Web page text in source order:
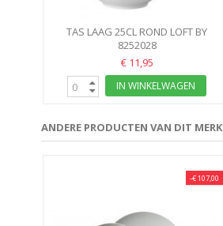
TAS LAAG 25CL ROND LOFT BY
ROSENTHAL
8252028
€ 11,95
IN WINKELWAGEN
ANDERE PRODUCTEN VAN DIT MERK
-€ 107,00